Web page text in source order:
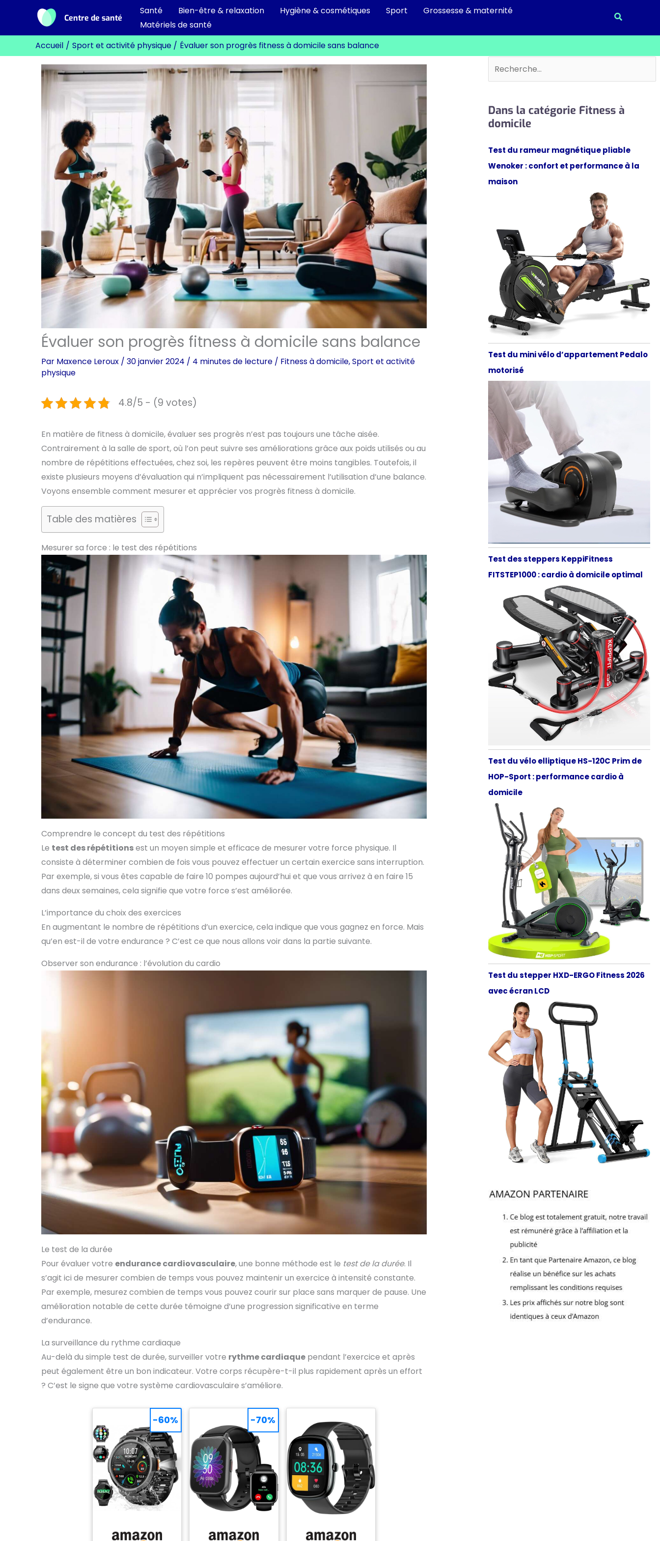
contenu
Centre de santé
Santé Bien-être & relaxation Hygiène & cosmétiques Sport
Grossesse & maternité
Matériels de santé
Accueil Sport et activité physique Évaluer son progrès fitness à domicile sans balance
Évaluer son progrès fitness à domicile sans balance
Par Maxence Leroux / 30 janvier 2024 / 4 minutes de lecture / Fitness à domicile,Sport et activité
physique
4.8/5 - (9 votes)
En matière de fitness à domicile, évaluer ses progrès n’est pas toujours une tâche aisée.
Contrairement à la salle de sport, où l’on peut suivre ses améliorations grâce aux poids utilisés ou au
nombre de répétitions effectuées, chez soi, les repères peuvent être moins tangibles. Toutefois, il
existe plusieurs moyens d’évaluation qui n’impliquent pas nécessairement l’utilisation d’une balance.
Voyons ensemble comment mesurer et apprécier vos progrès fitness à domicile.
Table des matières
Mesurer sa force : le test des répétitions
Comprendre le concept du test des répétitions
Le test des répétitionsest un moyen simple et efficace de mesurer votre force physique. Il
consiste à déterminer combien de fois vous pouvez effectuer un certain exercice sans interruption.
Par exemple, si vous êtes capable de faire 10 pompes aujourd’hui et que vous arrivez à en faire 15
dans deux semaines, cela signifie que votre force s’est améliorée.
L’importance du choix des exercices
En augmentant le nombre de répétitions d’un exercice, cela indique que vous gagnez en force. Mais
qu’en est-il de votre endurance ? C’est ce que nous allons voir dans la partie suivante.
Observer son endurance : l’évolution du cardio
Le test de la durée
Pour évaluer votre endurance cardiovasculaire, une bonne méthode est le test de la durée. Il
s’agit ici de mesurer combien de temps vous pouvez maintenir un exercice à intensité constante.
Par exemple, mesurez combien de temps vous pouvez courir sur place sans marquer de pause. Une
amélioration notable de cette durée témoigne d’une progression significative en terme
d’endurance.
La surveillance du rythme cardiaque
Au-delà du simple test de durée, surveiller votre rythme cardiaque pendant l’exercice et après
peut également être un bon indicateur. Votre corps récupère-t-il plus rapidement après un effort
? C’est le signe que votre système cardiovasculaire s’améliore.
-60% -70%
Rechercher
Dans la catégorie Fitness à
domicile
Test du rameur magnétique pliable
Wenoker : confort et performance à la
maison
Test du mini vélo d’appartement Pedalo
motorisé
Test des steppers KeppiFitness
FITSTEP1000 : cardio à domicile optimal
Test du vélo elliptique HS-120C Prim de
HOP-Sport : performance cardio à
domicile
Test du stepper HXD-ERGO Fitness 2026
avec écran LCD